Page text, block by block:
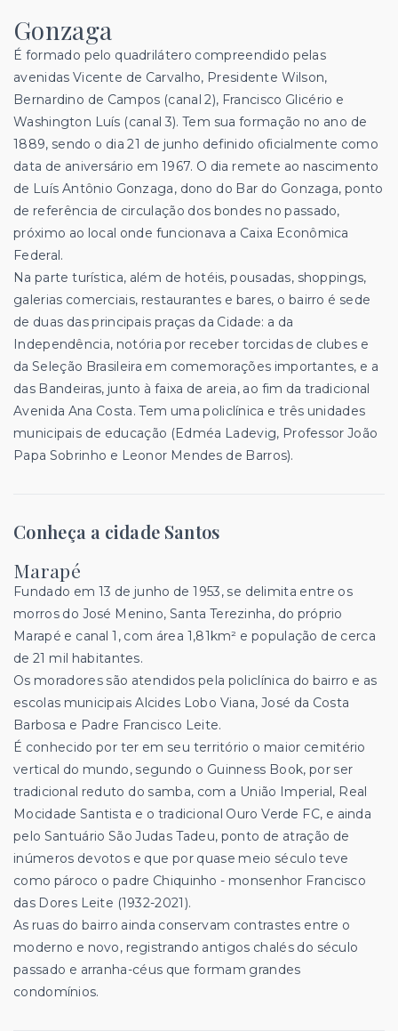
Gonzaga
É formado pelo quadrilátero compreendido pelas
avenidas Vicente de Carvalho, Presidente Wilson,
Bernardino de Campos (canal 2), Francisco Glicério e
Washington Luís (canal 3). Tem sua formação no ano de
1889, sendo o dia 21 de junho definido oficialmente como
data de aniversário em 1967. O dia remete ao nascimento
de Luís Antônio Gonzaga, dono do Bar do Gonzaga, ponto
de referência de circulação dos bondes no passado,
próximo ao local onde funcionava a Caixa Econômica
Federal.
Na parte turística, além de hotéis, pousadas, shoppings,
galerias comerciais, restaurantes e bares, o bairro é sede
de duas das principais praças da Cidade: a da
Independência, notória por receber torcidas de clubes e
da Seleção Brasileira em comemorações importantes, e a
das Bandeiras, junto à faixa de areia, ao fim da tradicional
Avenida Ana Costa. Tem uma policlínica e três unidades
municipais de educação (Edméa Ladevig, Professor João
Papa Sobrinho e Leonor Mendes de Barros).
Conheça a cidade Santos
Marapé
Fundado em 13 de junho de 1953, se delimita entre os
morros do José Menino, Santa Terezinha, do próprio
Marapé e canal 1, com área 1,81km² e população de cerca
de 21 mil habitantes.
Os moradores são atendidos pela policlínica do bairro e as
escolas municipais Alcides Lobo Viana, José da Costa
Barbosa e Padre Francisco Leite.
É conhecido por ter em seu território o maior cemitério
vertical do mundo, segundo o Guinness Book, por ser
tradicional reduto do samba, com a União Imperial, Real
Mocidade Santista e o tradicional Ouro Verde FC, e ainda
pelo Santuário São Judas Tadeu, ponto de atração de
inúmeros devotos e que por quase meio século teve
como pároco o padre Chiquinho - monsenhor Francisco
das Dores Leite (1932-2021).
As ruas do bairro ainda conservam contrastes entre o
moderno e novo, registrando antigos chalés do século
passado e arranha-céus que formam grandes
condomínios.